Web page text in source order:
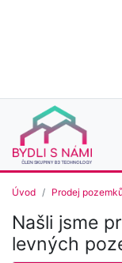
Úvod Prodej pozemků
Našli jsme
levných